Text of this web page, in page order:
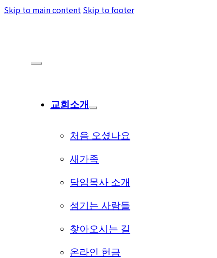
Skip to main content Skip to footer
교회소개
처음 오셨나요
새가족
담임목사 소개
섬기는 사람들
찾아오시는 길
온라인 헌금